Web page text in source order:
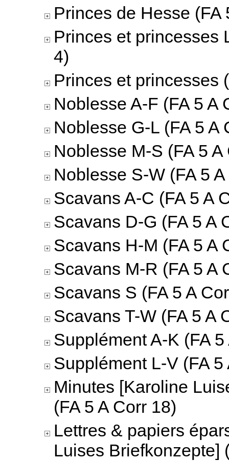
Princes de Hesse (FA
Princes et princesses
4)
Princes et princesses
Noblesse A-F (FA 5 A
Noblesse G-L (FA 5 A
Noblesse M-S (FA 5 A
Noblesse S-W (FA 5
Scavans A-C (FA 5 A
Scavans D-G (FA 5 A
Scavans H-M (FA 5 A
Scavans M-R (FA 5 A
Scavans S (FA 5 A
Scavans T-W (FA 5 A
Supplément A-K (FA
Supplément L-V (FA 5
Minutes [Karoline
(FA 5 A Corr 18)
Lettres & papiers
Luises Briefkonzepte]